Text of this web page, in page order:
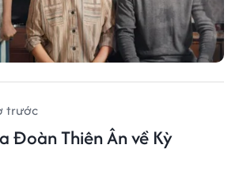
trước
Đoàn Thiên Ân về Kỳ